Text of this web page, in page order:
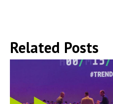
Related Posts